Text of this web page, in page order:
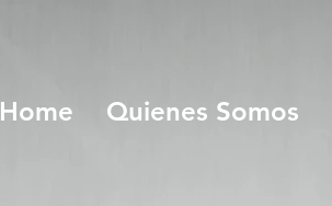
Home Quienes Somos